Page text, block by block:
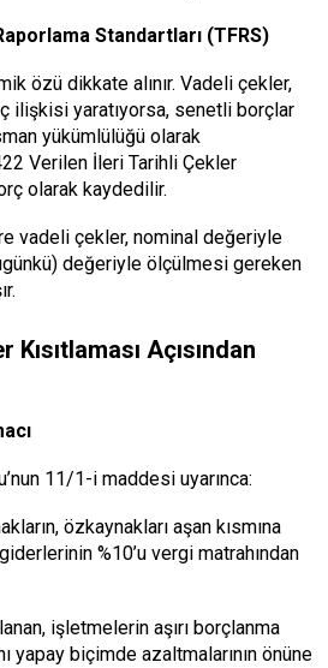
Standartları (TFRS)
özü dikkate alınır. Vadeli çekler,
ilişkisi yaratıyorsa, senetli borçlar
yükümlülüğü olarak
Verilen İleri Tarihli Çekler
olarak kaydedilir.
vadeli çekler, nominal değeriyle
değeriyle ölçülmesi gereken
Açısından
11/1-i maddesi uyarınca:
özkaynakları aşan kısmına
%10’u vergi matrahından
işletmelerin aşırı borçlanma
yapay biçimde azaltmalarının önüne